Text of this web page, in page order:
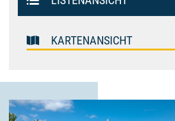
Kartenansicht
KARTENANSICHT